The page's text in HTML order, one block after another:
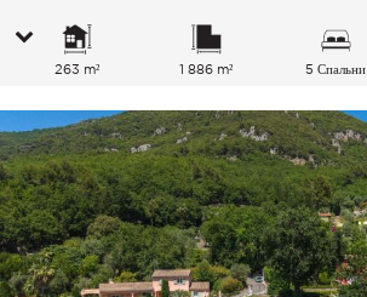
263 m² 1 886 m² 5 Спальни